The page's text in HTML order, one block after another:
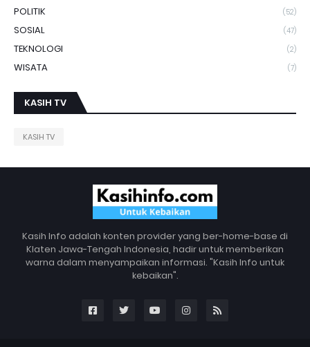
POLITIK (52)
SOSIAL (47)
TEKNOLOGI (2)
WISATA (7)
KASIH TV
KASIH TV
Kasih Info adalah konten provider yang ber-home-base di
Klaten Jawa-Tengah Indonesia, hadir untuk memberikan
warna dalam menyampaikan informasi. "Kasih Info untuk
kebaikan".